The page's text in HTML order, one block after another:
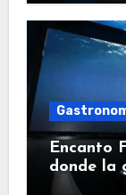
Encanto
donde la
los